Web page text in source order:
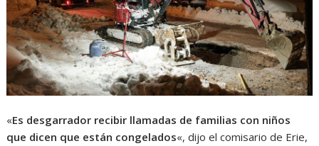
«Es desgarrador recibir llamadas de familias con niños
que dicen que están congelados«, dijo el comisario de Erie,